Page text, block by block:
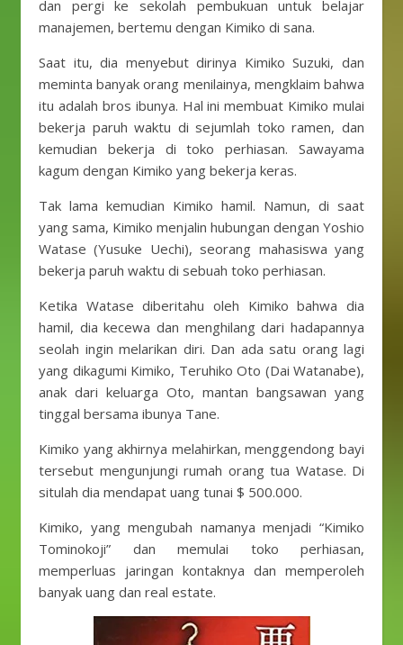
dan pergi ke sekolah pembukuan untuk belajar
manajemen, bertemu dengan Kimiko di sana.
Saat itu, dia menyebut dirinya Kimiko Suzuki, dan
meminta banyak orang menilainya, mengklaim bahwa
itu adalah bros ibunya. Hal ini membuat Kimiko mulai
bekerja paruh waktu di sejumlah toko ramen, dan
kemudian bekerja di toko perhiasan. Sawayama
kagum dengan Kimiko yang bekerja keras.
Tak lama kemudian Kimiko hamil. Namun, di saat
yang sama, Kimiko menjalin hubungan dengan Yoshio
Watase (Yusuke Uechi), seorang mahasiswa yang
bekerja paruh waktu di sebuah toko perhiasan.
Ketika Watase diberitahu oleh Kimiko bahwa dia
hamil, dia kecewa dan menghilang dari hadapannya
seolah ingin melarikan diri. Dan ada satu orang lagi
yang dikagumi Kimiko, Teruhiko Oto (Dai Watanabe),
anak dari keluarga Oto, mantan bangsawan yang
tinggal bersama ibunya Tane.
Kimiko yang akhirnya melahirkan, menggendong bayi
tersebut mengunjungi rumah orang tua Watase. Di
situlah dia mendapat uang tunai $ 500.000.
Kimiko, yang mengubah namanya menjadi “Kimiko
Tominokoji” dan memulai toko perhiasan,
memperluas jaringan kontaknya dan memperoleh
banyak uang dan real estate.